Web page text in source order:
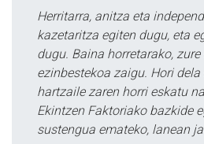
Herritarra, anitza eta
kazetaritza egiten dugu, eta
dugu. Baina horretarako, zure
ezinbestekoa zaigu. Hori dela
hartzaile zaren horri eskatu
Ekintzen Faktoriako bazkide
sustengua emateko, lanean